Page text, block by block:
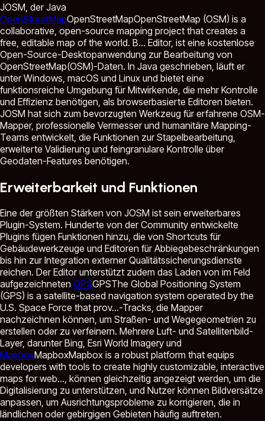
JOSM, der Java
OpenStreetMapOpenStreetMapOpenStreetMap (OSM) is a
collaborative, open-source mapping project that creates a
free, editable map of the world. B... Editor, ist eine kostenlose
Open-Source-Desktopanwendung zur Bearbeitung von
OpenStreetMap(OSM)-Daten. In Java geschrieben, läuft er
unter Windows, macOS und Linux und bietet eine
funktionsreiche Umgebung für Mitwirkende, die mehr Kontrolle
und Effizienz benötigen, als browserbasierte Editoren bieten.
JOSM hat sich zum bevorzugten Werkzeug für erfahrene OSM-
Mapper, professionelle Vermesser und humanitäre Mapping-
Teams entwickelt, die Funktionen zur Stapelbearbeitung,
erweiterte Validierung und feingranulare Kontrolle über
Geodaten-Features benötigen.
Erweiterbarkeit und Funktionen
Eine der größten Stärken von JOSM ist sein erweiterbares
Plugin-System. Hunderte von der Community entwickelte
Plugins fügen Funktionen hinzu, die von Shortcuts für
Gebäudewerkzeuge und Editoren für Abbiegebeschränkungen
bis hin zur Integration externer Qualitätssicherungsdienste
reichen. Der Editor unterstützt zudem das Laden von im Feld
aufgezeichneten GPSGPSThe Global Positioning System
(GPS) is a satellite-based navigation system operated by the
U.S. Space Force that prov...-Tracks, die Mapper
nachzeichnen können, um Straßen- und Wegegeometrien zu
erstellen oder zu verfeinern. Mehrere Luft- und Satellitenbild-
Layer, darunter Bing, Esri World Imagery und
MapboxMapboxMapbox is a robust platform that equips
developers with tools to create highly customizable, interactive
maps for web..., können gleichzeitig angezeigt werden, um die
Digitalisierung zu unterstützen, und Nutzer können Bildversätze
anpassen, um Ausrichtungsprobleme zu korrigieren, die in
ländlichen oder gebirgigen Gebieten häufig auftreten.